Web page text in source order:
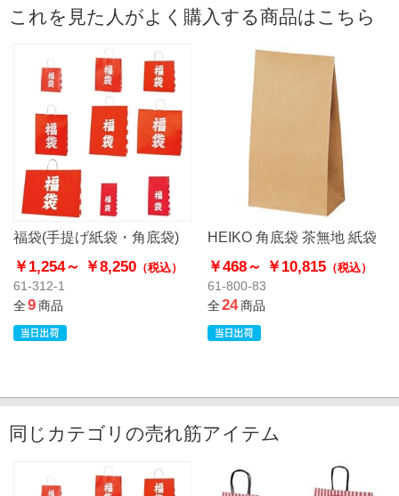
これを見た人がよく購入する商品はこちら
福袋(手提げ紙袋・角底袋)
￥1,254～ ￥8,250 （税込）
61-312-1
全9商品
HEIKO 角底袋 茶無地 紙袋
￥468～ ￥10,815（税込）
61-800-83
全24商品
同じカテゴリの売れ筋アイテム